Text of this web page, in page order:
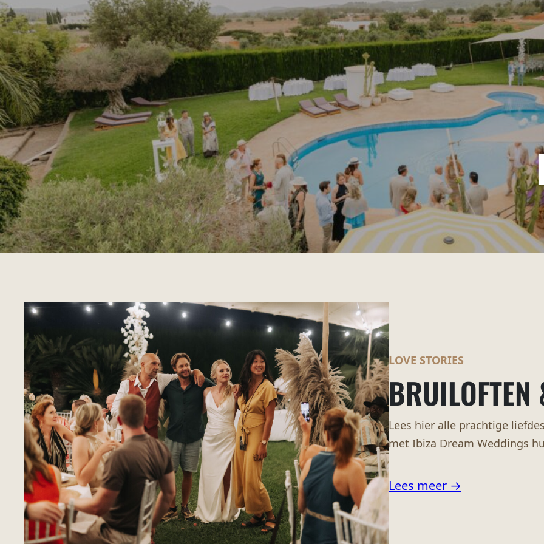
LOVE STORIES
BRUILOFTEN
Lees hier alle prachtige
met Ibiza Dream Weddings
Lees meer →